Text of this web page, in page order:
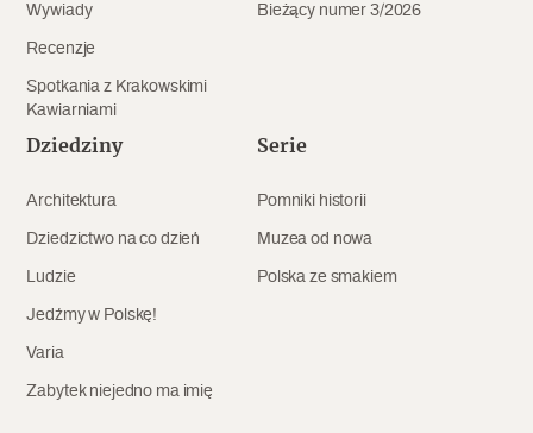
Wywiady
Recenzje
Spotkania z Krakowskimi
Kawiarniami
Bieżący numer 3/2026
Dziedziny
Architektura
Dziedzictwo na co dzień
Ludzie
Jedźmy w Polskę!
Varia
Zabytek niejedno ma imię
Serie
Pomniki historii
Muzea od nowa
Polska ze smakiem